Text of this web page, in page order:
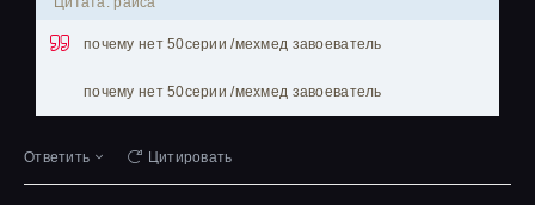
почему нет 50серии /мехмед завоеватель
почему нет 50серии /мехмед завоеватель
Ответить Цитировать